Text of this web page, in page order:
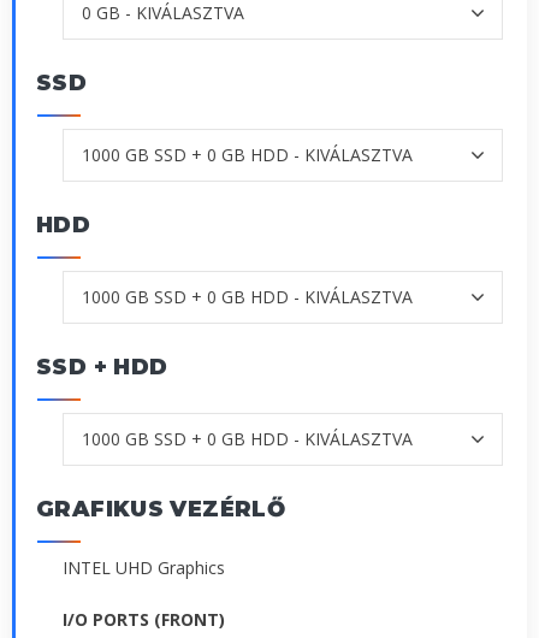
SSD
HDD
SSD + HDD
GRAFIKUS VEZÉRLŐ
INTEL UHD Graphics
I/O PORTS (FRONT)